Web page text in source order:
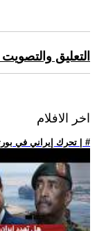
التعليق
اخر الافلام
.. تحرك إيراني في بورتسودان يهدد قناة السويس.. ما التفاصيل؟ | #